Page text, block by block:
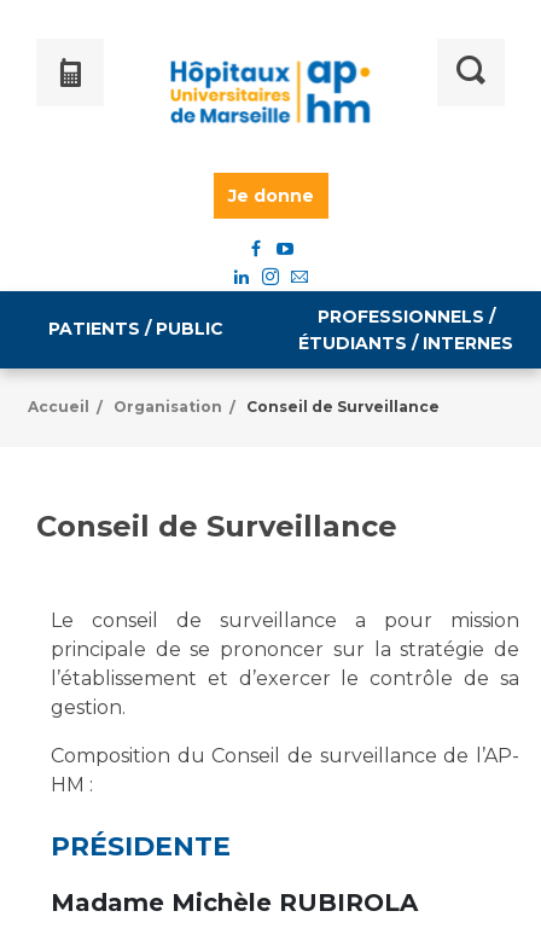
Je donne
PATIENTS / PUBLIC
Tarifs
Vous allez être hospitalisé(e)
Vous avez un examen d'imagerie ou de radiologie
à réaliser
Vous avez une analyse à réaliser
myaphm, votre espace santé en ligne
Vivre ensemble à l'hôpital
PROFESSIONNELS /
ÉTUDIANTS / INTERNES
Emploi / formation
Emplois administratifs
Emplois médicaux
Espace Formation
Emplois techniques et médico-techniques
Emplois socio-éducatifs
Stages paramédicaux
Accueil / Organisation / Conseil de Surveillance
Conseil de Surveillance
Le conseil de surveillance a pour mission
principale de se prononcer sur la stratégie de
l’établissement et d’exercer le contrôle de sa
gestion.
Composition du Conseil de surveillance de l’AP-
HM :
PRÉSIDENTE
Madame Michèle RUBIROLA